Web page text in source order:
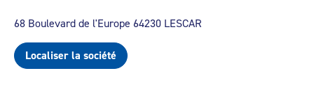
68 Boulevard de l'Europe 64230 LESCAR
Localiser la société